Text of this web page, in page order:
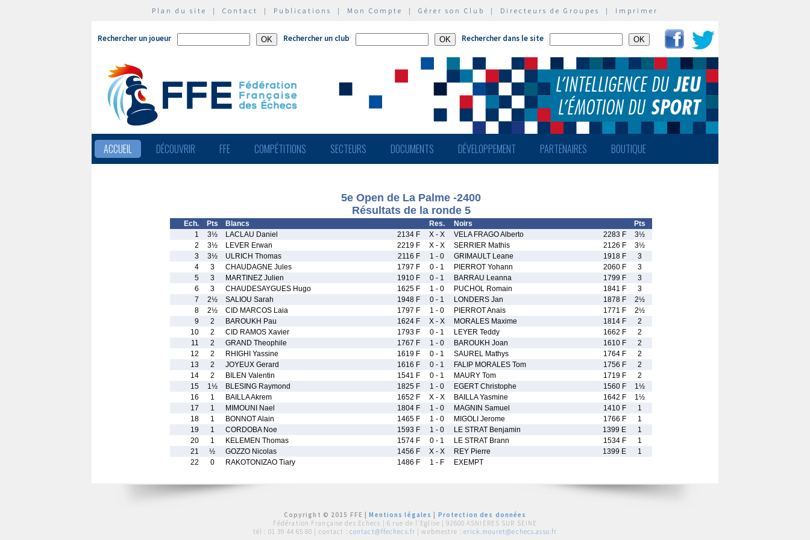
Plan du site | Contact | Publications | Mon Compte | Gérer son Club | Directeurs de Groupes | Imprimer
Rechercher un joueur Rechercher un club Rechercher dans le site
ACCUEIL DÉCOUVRIR FFE COMPÉTITIONS SECTEURS DOCUMENTS DÉVELOPPEMENT PARTENAIRES BOUTIQUE
5e Open de La Palme -2400
Résultats de la ronde 5
Ech. Pts Blancs Res. Noirs
Pts
1
3½ LACLAU Daniel 2134 F X - X VELA FRAGO Alberto 2283 F
3½
2
3½ LEVER Erwan 2219 F X - X SERRIER Mathis 2126 F
3½
3
3½ ULRICH Thomas 2116 F 1 - 0 GRIMAULT Leane 1918 F
3
4
3 CHAUDAGNE Jules 1797 F 0 - 1 PIERROT Yohann 2060 F
3
5
3 MARTINEZ Julien 1910 F 0 - 1 BARRAU Leanna 1799 F
3
6
3 CHAUDESAYGUES Hugo 1625 F 1 - 0 PUCHOL Romain 1841 F
3
7
2½ SALIOU Sarah 1948 F 0 - 1 LONDERS Jan 1878 F
2½
8
2½ CID MARCOS Laia 1797 F 1 - 0 PIERROT Anais 1771 F
2½
9
2 BAROUKH Pau 1624 F X - X MORALES Maxime 1814 F
2
10
2 CID RAMOS Xavier 1793 F 0 - 1 LEYER Teddy 1662 F
2
11
2 GRAND Theophile 1767 F 1 - 0 BAROUKH Joan 1610 F
2
12
2 RHIGHI Yassine 1619 F 0 - 1 SAUREL Mathys 1764 F
2
13
2 JOYEUX Gerard 1616 F 0 - 1 FALIP MORALES Tom 1756 F
2
14
2 BILEN Valentin 1541 F 0 - 1 MAURY Tom 1719 F
2
15
1½ BLESING Raymond 1825 F 1 - 0 EGERT Christophe 1560 F
1½
16
1 BAILLA Akrem 1652 F X - X BAILLA Yasmine 1642 F
1½
17
1 MIMOUNI Nael 1804 F 1 - 0 MAGNIN Samuel 1410 F
1
18
1 BONNOT Alain 1465 F 1 - 0 MIGOLI Jerome 1766 F
1
19
1 CORDOBA Noe 1593 F 1 - 0 LE STRAT Benjamin 1399 E
1
20
1 KELEMEN Thomas 1574 F 0 - 1 LE STRAT Brann 1534 F
1
21
½ GOZZO Nicolas 1456 F X - X REY Pierre 1399 E
1
22
0 RAKOTONIZAO Tiary 1486 F 1 - F EXEMPT
Copyright © 2015 FFE |Mentions légales
Protection des données
Fédération Française des Echecs | 6 rue de l'Eglise | 92600 ASNIERES SUR SEINE
tél : 01 39 44 65 80 | contact : contact@ffechecs.fr | webmestre : erick.mouret@echecs.asso.fr